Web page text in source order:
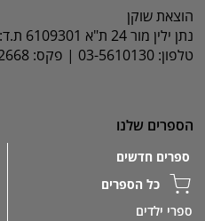
הוצאת שוקן
נתן ילין מור 24 ת"א 6109301 ת.ד: 9408
טלפון: 03-5610130 | פקס: 03-5622668
הספרים שלנו
ספרים חדשים
כל הספרים
ספרי ילדים